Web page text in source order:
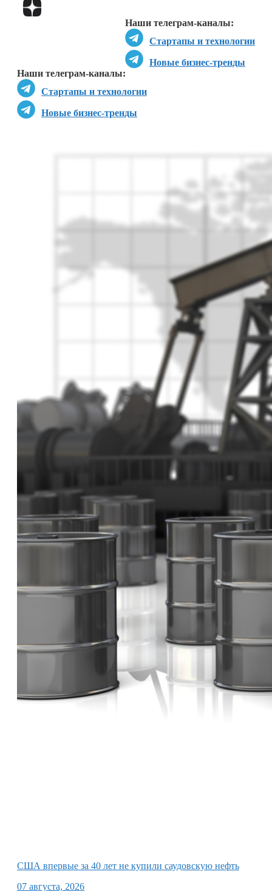
Наши телеграм-каналы:
Стартапы и технологии
Новые бизнес-тренды
Наши телеграм-каналы:
Стартапы и технологии
Новые бизнес-тренды
США впервые за 40 лет не купили саудовскую нефть
07 августа, 2026